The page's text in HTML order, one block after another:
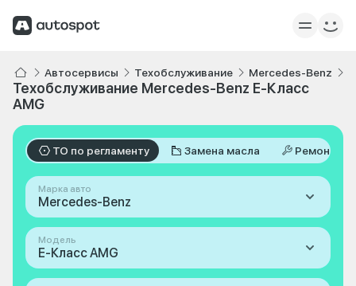
Автосервисы Техобслуживание Mercedes-Benz
Техобслуживание Mercedes-Benz E-Класс
AMG
ТО по регламенту Замена масла Ремонт
Марка авто
Mercedes-Benz
Модель
E-Класс AMG